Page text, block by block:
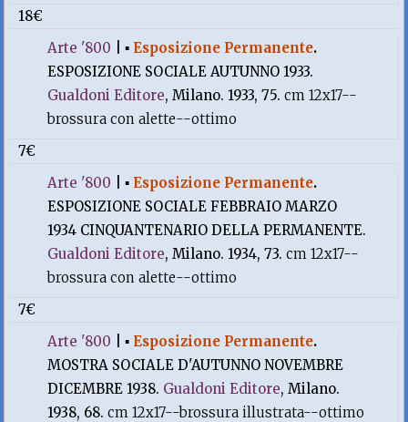
18€
Arte '800 |▪ Esposizione Permanente.
ESPOSIZIONE SOCIALE AUTUNNO 1933.
Gualdoni Editore, Milano. 1933, 75.cm 12x17--
brossura con alette--ottimo
7€
Arte '800 |▪ Esposizione Permanente.
ESPOSIZIONE SOCIALE FEBBRAIO MARZO
1934 CINQUANTENARIO DELLA PERMANENTE.
Gualdoni Editore, Milano. 1934, 73.cm 12x17--
brossura con alette--ottimo
7€
Arte '800 |▪ Esposizione Permanente.
MOSTRA SOCIALE D'AUTUNNO NOVEMBRE
DICEMBRE 1938. Gualdoni Editore, Milano.
1938, 68.cm 12x17--brossura illustrata--ottimo